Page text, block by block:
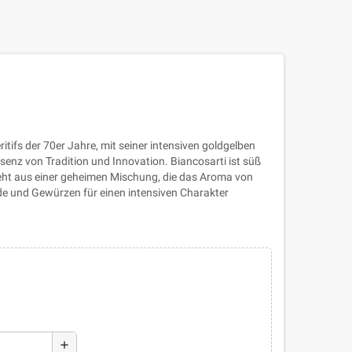
der 70er Jahre, mit seiner intensiven goldgelben
von Tradition und Innovation. Biancosarti ist süß
aus einer geheimen Mischung, die das Aroma von
und Gewürzen für einen intensiven Charakter
add